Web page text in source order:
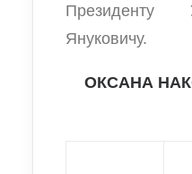
Президенту
Януковичу.
ОКСАНА